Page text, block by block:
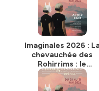
Imaginales 2026 :
chevauchée des
Rohirrims : le
combat épique
dans la fantasy